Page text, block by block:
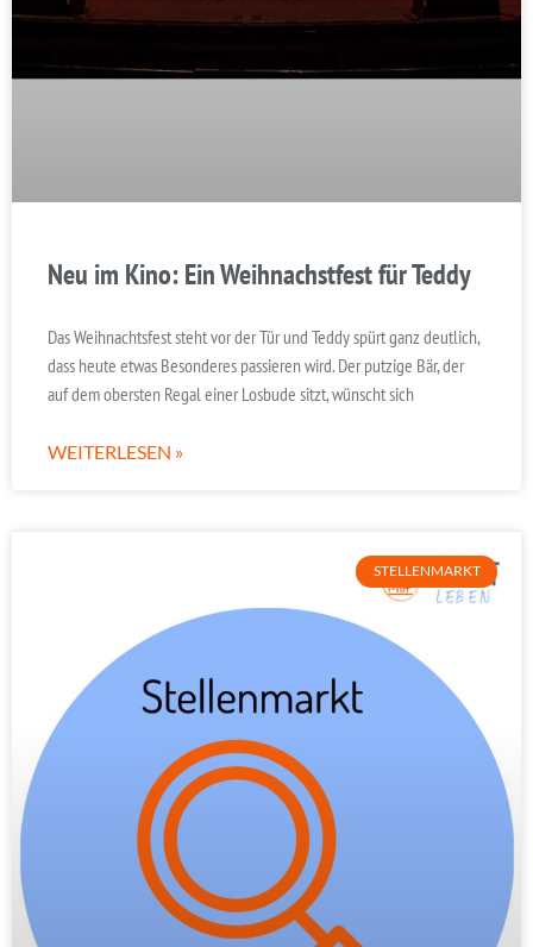
Neu im Kino: Ein Weihnachstfest für Teddy
Das Weihnachtsfest steht vor der Tür und Teddy spürt ganz deutlich,
dass heute etwas Besonderes passieren wird. Der putzige Bär, der
auf dem obersten Regal einer Losbude sitzt, wünscht sich
WEITERLESEN »
STELLENMARKT